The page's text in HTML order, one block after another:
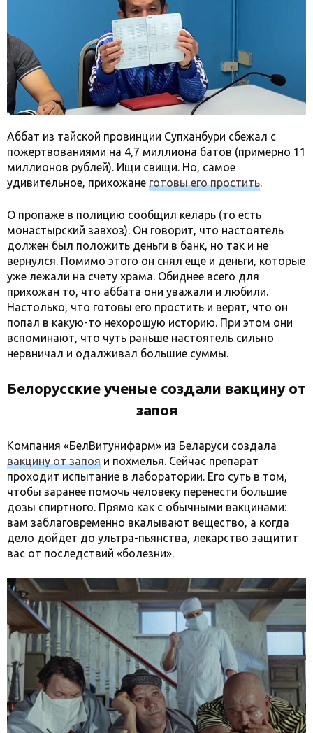
Аббат из тайской провинции Супханбури сбежал с
пожертвованиями на 4,7 миллиона батов (примерно 11
миллионов рублей). Ищи свищи. Но, самое
удивительное, прихожане готовы его простить.
О пропаже в полицию сообщил келарь (то есть
монастырский завхоз). Он говорит, что настоятель
должен был положить деньги в банк, но так и не
вернулся. Помимо этого он снял еще и деньги, которые
уже лежали на счету храма. Обиднее всего для
прихожан то, что аббата они уважали и любили.
Настолько, что готовы его простить и верят, что он
попал в какую-то нехорошую историю. При этом они
вспоминают, что чуть раньше настоятель сильно
нервничал и одалживал большие суммы.
Белорусские ученые создали вакцину от
запоя
Компания «БелВитунифарм» из Беларуси создала
вакцину от запоя и похмелья. Сейчас препарат
проходит испытание в лаборатории. Его суть в том,
чтобы заранее помочь человеку перенести большие
дозы спиртного. Прямо как с обычными вакцинами:
вам заблаговременно вкалывают вещество, а когда
дело дойдет до ультра-пьянства, лекарство защитит
вас от последствий «болезни».